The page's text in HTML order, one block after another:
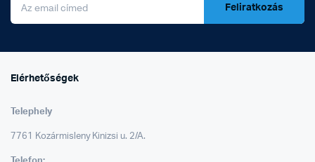
Feliratkozás
Elérhetőségek
Telephely
7761 Kozármisleny Kinizsi u. 2/A.